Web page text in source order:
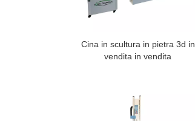
Cina in scultura in pietra 3d in
vendita in vendita